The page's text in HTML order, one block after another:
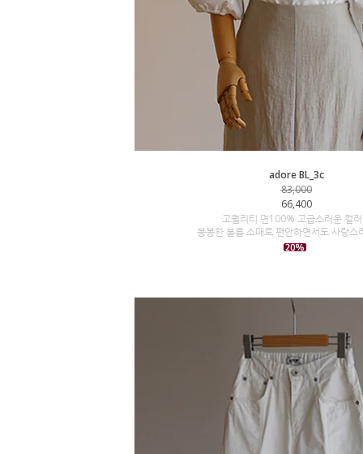
adore BL_3c
83,000
66,400
고퀄리티 면100% 고급스러운 컬
봉봉한 볼륨 소매로 편안하면서도 사랑